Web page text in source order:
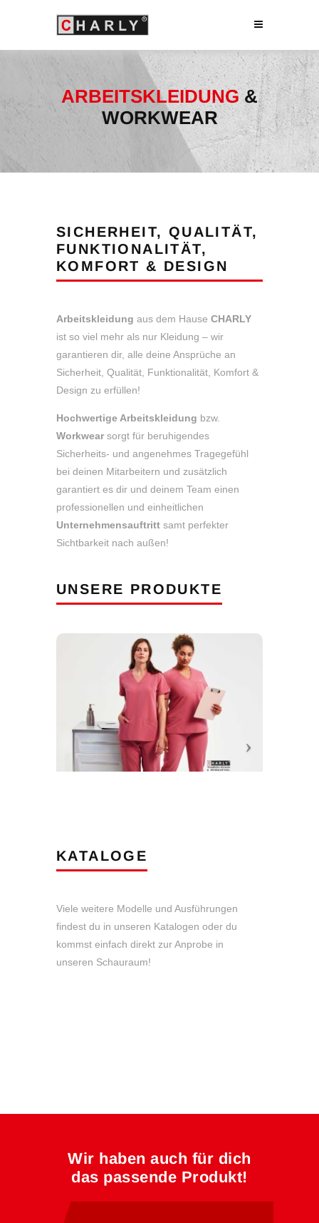
ARBEITSKLEIDUNG&
WORKWEAR
SICHERHEIT, QUALITÄT,
FUNKTIONALITÄT,
KOMFORT & DESIGN
Arbeitskleidung aus dem Hause CHARLY
ist so viel mehr als nur Kleidung – wir
garantieren dir, alle deine Ansprüche an
Sicherheit, Qualität, Funktionalität, Komfort &
Design zu erfüllen!
Hochwertige Arbeitskleidung bzw.
Workwear sorgt für beruhigendes
Sicherheits- und angenehmes Tragegefühl
bei deinen Mitarbeitern und zusätzlich
garantiert es dir und deinem Team einen
professionellen und einheitlichen
Unternehmensauftritt samt perfekter
Sichtbarkeit nach außen!
UNSERE PRODUKTE
KATALOGE
Viele weitere Modelle und Ausführungen
findest du in unseren Katalogen oder du
kommst einfach direkt zur Anprobe in
unseren Schauraum!
Wir haben auch für dich
das passende Produkt!